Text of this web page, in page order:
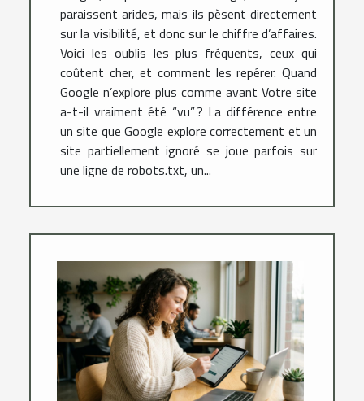
paraissent arides, mais ils pèsent directement
sur la visibilité, et donc sur le chiffre d’affaires.
Voici les oublis les plus fréquents, ceux qui
coûtent cher, et comment les repérer. Quand
Google n’explore plus comme avant Votre site
a-t-il vraiment été “vu” ? La différence entre
un site que Google explore correctement et un
site partiellement ignoré se joue parfois sur
une ligne de robots.txt, un...